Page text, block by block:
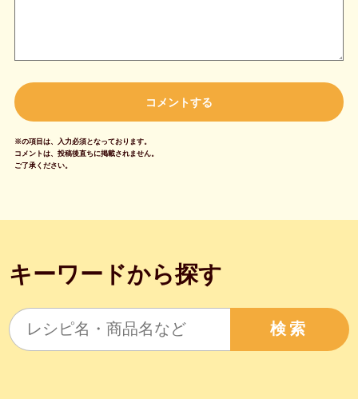
※の項目は、入力必須となっております。
コメントは、投稿後直ちに掲載されません。
ご了承ください。
キーワードから探す
検索